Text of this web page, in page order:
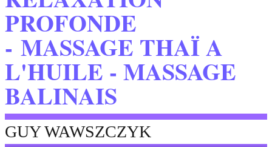
ATELIER HOPITAL DE MELUN ET CPTS
BIO ENERGIE ACMOS - MASSAGES ENERGETIQUES -
DEPROGRAMMATION DES SENSIBILITES LUMEN CARE -
C.BOITE
MASSAGES ENERGETIQUES ET MASSAGES RELAXATION -
GUY WAWSZCZYK
ACROYOGA / CIRQUE
PROFONDE
- MASSAGE THAÏ A
L'HUILE - MASSAGE
BALINAIS
GUY WAWSZCZYK